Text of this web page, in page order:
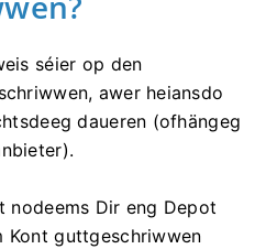
séier op den
awer heiansdo
daueren (ofhängeg
nodeems Dir eng Depot
Kont guttgeschriwwen